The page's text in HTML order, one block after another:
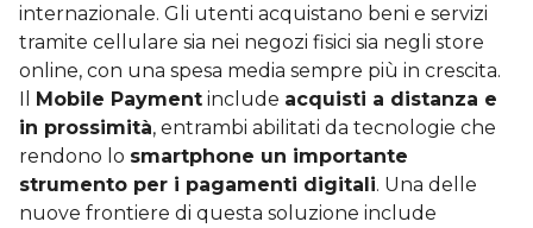
internazionale. Gli utenti acquistano beni e servizi
tramite cellulare sia nei negozi fisici sia negli store
online, con una spesa media sempre più in crescita.
Il Mobile Payment include acquisti a distanza e
in prossimità, entrambi abilitati da tecnologie che
rendono lo smartphone un importante
strumento per i pagamenti digitali. Una delle
nuove frontiere di questa soluzione include